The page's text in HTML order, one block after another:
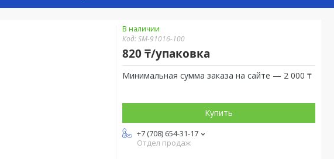
В наличии
Код:SM-91016-100
820 ₸/упаковка
Минимальная сумма заказа на сайте — 2 000 ₸
Купить
+7 (708) 654-31-17
Отдел продаж